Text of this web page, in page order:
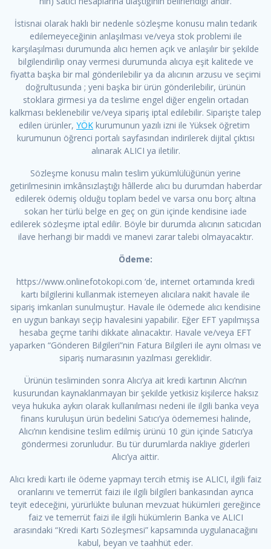
İstisnai olarak haklı bir nedenle sözleşme konusu malın tedarik
edilemeyeceğinin anlaşılması ve/veya stok problemi ile
karşılaşılması durumunda alıcı hemen açık ve anlaşılır bir şekilde
bilgilendirilip onay vermesi durumunda alıcıya eşit kalitede ve
fiyatta başka bir mal gönderilebilir ya da alıcının arzusu ve seçimi
doğrultusunda ; yeni başka bir ürün gönderilebilir, ürünün
stoklara girmesi ya da teslime engel diğer engelin ortadan
kalkması beklenebilir ve/veya sipariş iptal edilebilir. Siparişte talep
edilen ürünler, YÖK kurumunun yazılı izni ile Yüksek öğretim
kurumunun öğrenci portalı sayfasından indirilerek dijital çıktısı
alınarak ALICI ya iletilir.
Sözleşme konusu malın teslim yükümlülüğünün yerine
getirilmesinin imkânsızlaştığı hâllerde alıcı bu durumdan haberdar
edilerek ödemiş olduğu toplam bedel ve varsa onu borç altına
sokan her türlü belge en geç on gün içinde kendisine iade
edilerek sözleşme iptal edilir. Böyle bir durumda alıcının satıcıdan
ilave herhangi bir maddi ve manevi zarar talebi olmayacaktır.
Ödeme:
https://www.onlinefotokopi.com ‘de, internet ortamında kredi
kartı bilgilerini kullanmak istemeyen alıcılara nakit havale ile
sipariş imkanları sunulmuştur. Havale ile ödemede alıcı kendisine
en uygun bankayı seçip havalesini yapabilir. Eğer EFT yapılmışsa
hesaba geçme tarihi dikkate alınacaktır. Havale ve/veya EFT
yaparken “Gönderen Bilgileri”nin Fatura Bilgileri ile aynı olması ve
sipariş numarasının yazılması gereklidir.
Ürünün tesliminden sonra Alıcı’ya ait kredi kartının Alıcı’nın
kusurundan kaynaklanmayan bir şekilde yetkisiz kişilerce haksız
veya hukuka aykırı olarak kullanılması nedeni ile ilgili banka veya
finans kuruluşun ürün bedelini Satıcı’ya ödememesi halinde,
Alıcı’nın kendisine teslim edilmiş ürünü 10 gün içinde Satıcı’ya
göndermesi zorunludur. Bu tür durumlarda nakliye giderleri
Alıcı’ya aittir.
Alıcı kredi kartı ile ödeme yapmayı tercih etmiş ise ALICI, ilgili faiz
oranlarını ve temerrüt faizi ile ilgili bilgileri bankasından ayrıca
teyit edeceğini, yürürlükte bulunan mevzuat hükümleri gereğince
faiz ve temerrüt faizi ile ilgili hükümlerin Banka ve ALICI
arasındaki “Kredi Kartı Sözleşmesi” kapsamında uygulanacağını
kabul, beyan ve taahhüt eder.